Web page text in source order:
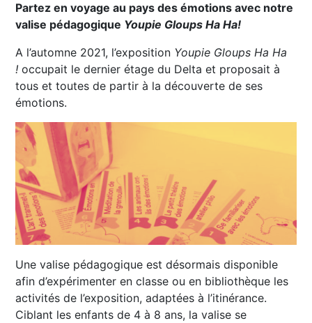
Partez en voyage au pays des émotions avec notre
valise pédagogique Youpie Gloups Ha Ha!
A l’automne 2021, l’exposition Youpie Gloups Ha Ha
! occupait le dernier étage du Delta et proposait à
tous et toutes de partir à la découverte de ses
émotions.
Une valise pédagogique est désormais disponible
afin d’expérimenter en classe ou en bibliothèque les
activités de l’exposition, adaptées à l’itinérance.
Ciblant les enfants de 4 à 8 ans, la valise se